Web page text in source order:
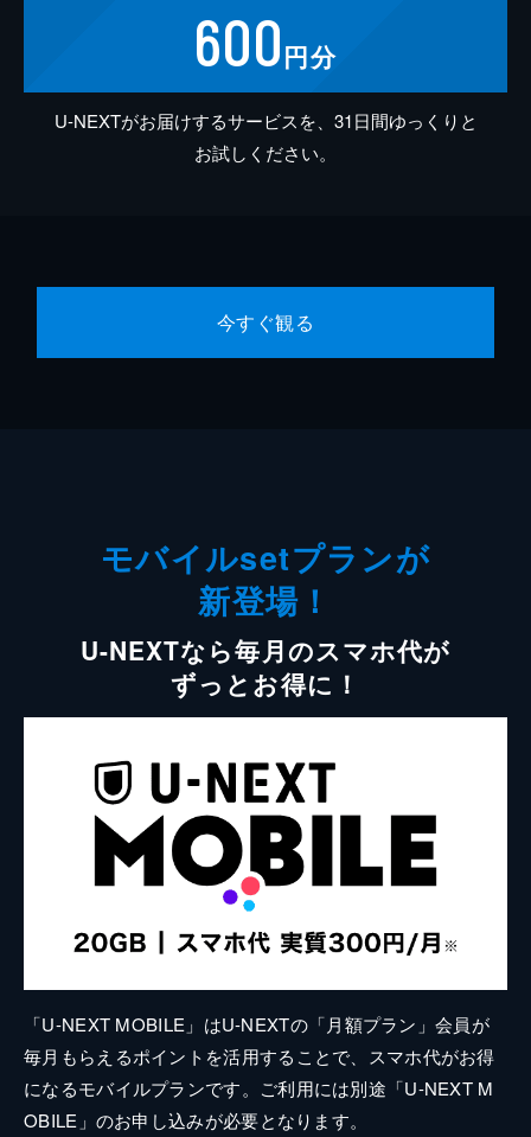
600円分
U-NEXTがお届けするサービスを、31日間ゆっくりと
お試しください。
今すぐ観る
モバイルsetプランが
新登場！
U-NEXTなら毎月のスマホ代が
ずっとお得に！
「U-NEXT MOBILE」はU-NEXTの「月額プラン」会員が
毎月もらえるポイントを活用することで、スマホ代がお得
になるモバイルプランです。ご利用には別途「U-NEXT M
OBILE」のお申し込みが必要となります。